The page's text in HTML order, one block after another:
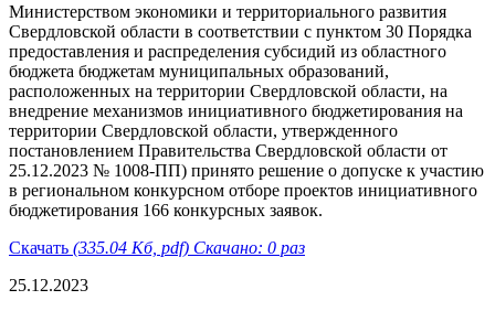
Министерством экономики и территориального развития
Свердловской области в соответствии с пунктом 30 Порядка
предоставления и распределения субсидий из областного
бюджета бюджетам муниципальных образований,
расположенных на территории Свердловской области, на
внедрение механизмов инициативного бюджетирования на
территории Свердловской области, утвержденного
постановлением Правительства Свердловской области от
25.12.2023 № 1008-ПП) принято решение о допуске к участию
в региональном конкурсном отборе проектов инициативного
бюджетирования 166 конкурсных заявок.
Скачать (335.04 Кб, pdf) Скачано: 0 раз
25.12.2023